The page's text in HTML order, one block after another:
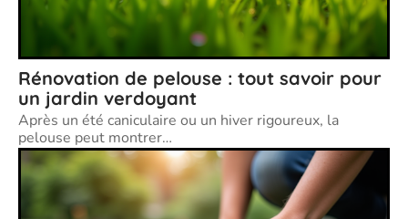
Rénovation de pelouse : tout savoir pour
un jardin verdoyant
Après un été caniculaire ou un hiver rigoureux, la
pelouse peut montrer…